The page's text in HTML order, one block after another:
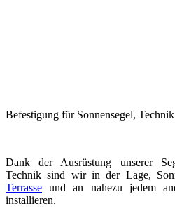
Befestigung für Sonnensegel,
Dank der Ausrüstung unserer
Technik sind wir in der Lage,
Terrasse und an nahezu jedem
installieren.